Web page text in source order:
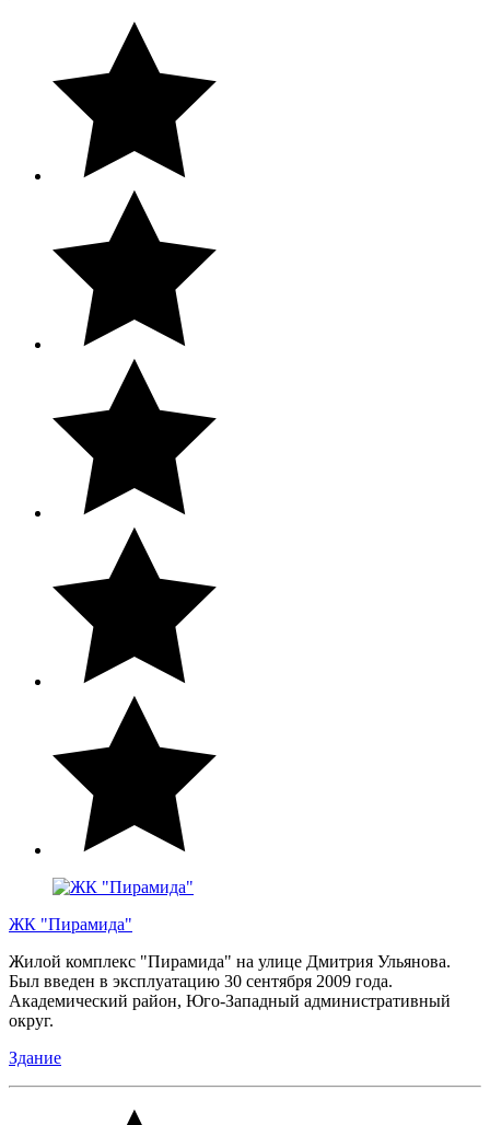
ЖК "Пирамида"
Жилой комплекс "Пирамида" на улице Дмитрия Ульянова.
Был введен в эксплуатацию 30 сентября 2009 года.
Академический район, Юго-Западный административный
округ.
Здание